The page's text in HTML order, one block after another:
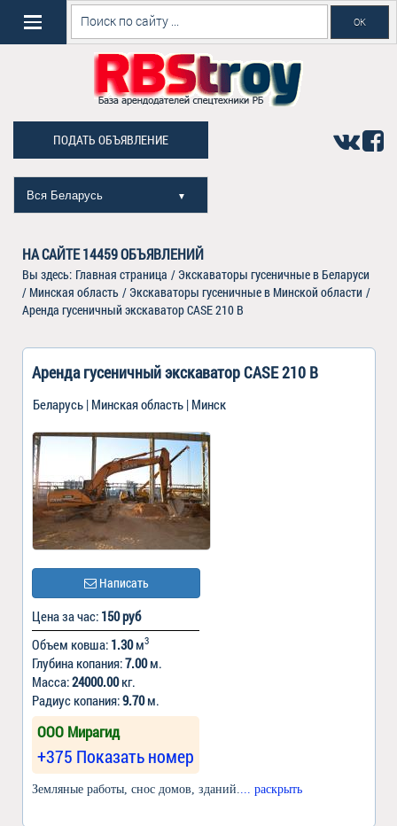
ПОДАТЬ ОБЪЯВЛЕНИЕ
Вся Беларусь ▼
НА САЙТЕ14459ОБЪЯВЛЕНИЙ
Вы здесь: Главная страница / Экскаваторы гусеничные в Беларуси
/ Минская область / Экскаваторы гусеничные в Минской области /
Аренда гусеничный экскаватор CASE 210 B
Аренда гусеничный экскаватор CASE 210 B
Беларусь | Минская область | Минск
Написать
Цена за час: 150 руб
Объем ковша: 1.30м3
Глубина копания:7.00м.
Масса:24000.00кг.
Радиус копания:9.70м.
ООО Мирагид
+375 Показать номер
Земляные работы, снос домов, зданий.... раскрыть